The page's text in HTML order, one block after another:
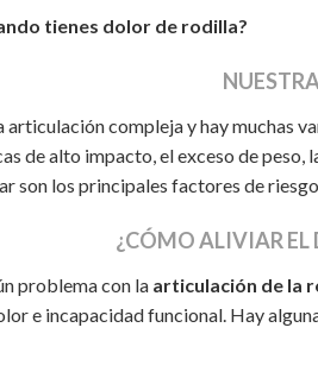
tienes dolor de rodilla?
articulación compleja y hay muchas
de alto impacto, el exceso de
son los principales factores de
¿CÓMO ALIVIAR EL
problema con la articulación de la
e incapacidad funcional. Hay